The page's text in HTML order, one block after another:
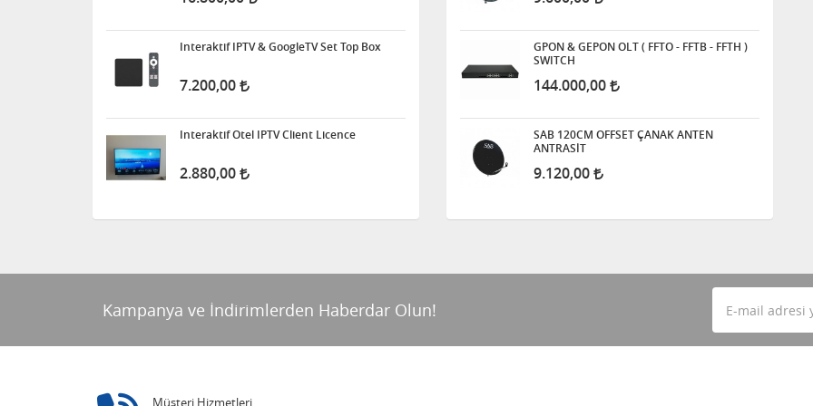
Interaktif IPTV & GoogleTV Set Top Box
7.200,00
Interaktif Otel IPTV Client Licence
2.880,00
GPON & GEPON OLT ( FFTO - FFTB - FFTH )
SWITCH
144.000,00
SAB 120CM OFFSET ÇANAK ANTEN
ANTRASİT
9.120,00
Kampanya ve İndirimlerden Haberdar Olun!
Müşteri Hizmetleri